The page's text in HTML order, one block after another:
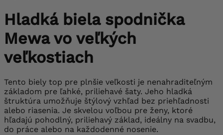
Hladká biela spodnička
Mewa vo veľkých
veľkostiach
Tento biely top pre plnšie veľkosti je nenahraditeľným
základom pre ľahké, priliehavé šaty. Jeho hladká
štruktúra umožňuje štýlový vzhľad bez priehľadnosti
alebo riasenia. Je skvelou voľbou pre ženy, ktoré
hľadajú pohodlný, priliehavý základ, ideálny na svadbu,
do práce alebo na každodenné nosenie.